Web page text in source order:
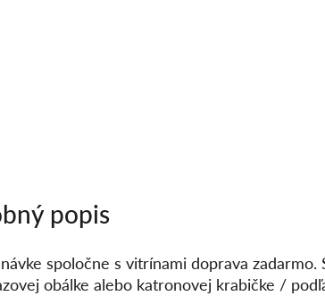
popis
spoločne s vitrínami doprava
obálke alebo katronovej krabičke /